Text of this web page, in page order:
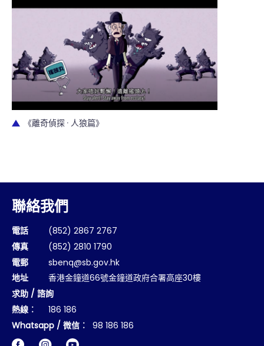
《離奇偵探 · 人狼篇》
聯絡我們
電話
(852) 2867 2767
傳真
(852) 2810 1790
電郵
sbenq@sb.gov.hk
地址
香港金鐘道66號金鐘道政府合署高座30樓
求助 / 諮詢
熱線︰
186 186
Whatsapp / 微信︰ 98 186 186
FacebookInstagram